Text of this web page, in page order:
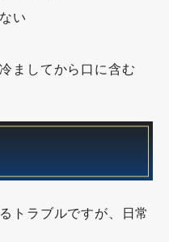
い
ましてから口に含む
トラブルですが、日常